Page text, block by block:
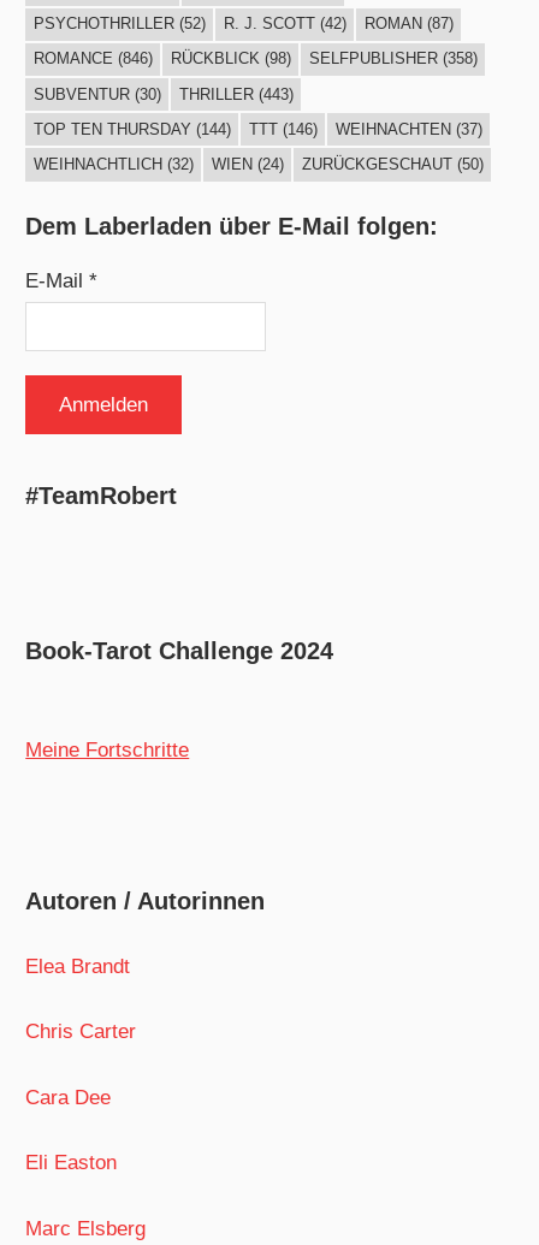
PSYCHOTHRILLER(52) R. J. SCOTT(42) ROMAN (87)
ROMANCE (846) RÜCKBLICK(98) SELFPUBLISHER(358)
SUBVENTUR(30) THRILLER(443)
TOP TEN THURSDAY (144) TTT(146) WEIHNACHTEN (37)
WEIHNACHTLICH (32) WIEN (24) ZURÜCKGESCHAUT(50)
Dem Laberladen über E-Mail folgen:
E-Mail *
#TeamRobert
Book-Tarot Challenge 2024
Meine Fortschritte
Autoren / Autorinnen
Elea Brandt
Chris Carter
Cara Dee
Eli Easton
Marc Elsberg